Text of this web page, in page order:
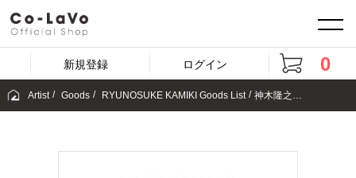
新規登録 ログイン 0
Artist Goods RYUNOSUKE KAMIKI Goods List 神木隆之介2026日めくりカレンダー